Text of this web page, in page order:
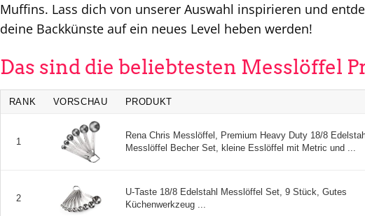
Muffins. Lass dich von unserer Auswahl inspirieren und
deine Backkünste auf ein neues Level heben werden!
Das sind die beliebtesten Messlöffel
RANK VORSCHAU PRODUKT
1
Rena Chris Messlöffel, Premium Heavy Duty 18/8
Messlöffel Becher Set, kleine Esslöffel mit Metric und ...
2
U-Taste 18/8 Edelstahl Messlöffel Set, 9 Stück, Gutes
Küchenwerkzeug ...